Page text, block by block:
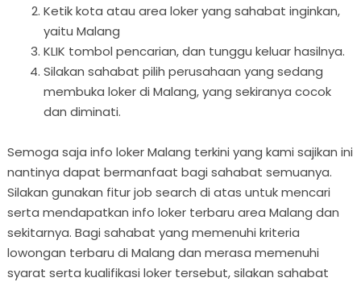
Ketik kota atau area loker yang sahabat inginkan,
yaitu Malang
KLIK tombol pencarian, dan tunggu keluar hasilnya.
Silakan sahabat pilih perusahaan yang sedang
membuka loker di Malang, yang sekiranya cocok
dan diminati.
Semoga saja info loker Malang terkini yang kami sajikan ini
nantinya dapat bermanfaat bagi sahabat semuanya.
Silakan gunakan fitur job search di atas untuk mencari
serta mendapatkan info loker terbaru area Malang dan
sekitarnya. Bagi sahabat yang memenuhi kriteria
lowongan terbaru di Malang dan merasa memenuhi
syarat serta kualifikasi loker tersebut, silakan sahabat